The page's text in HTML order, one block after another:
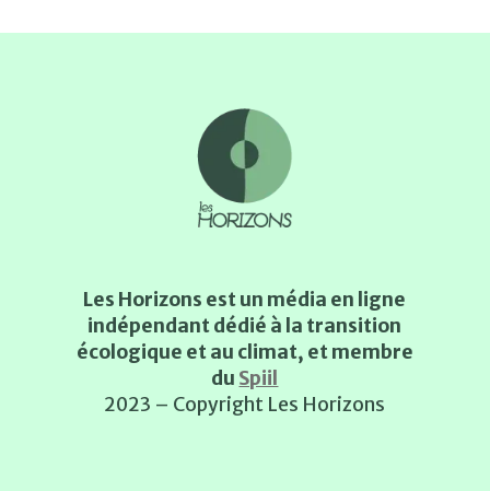
Les Horizons est un média en ligne
indépendant dédié à la transition
écologique et au climat, et membre
du Spiil
2023 – Copyright Les Horizons